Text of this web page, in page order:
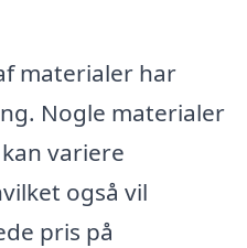
materialer har
Nogle materialer
variere
også vil
pris på